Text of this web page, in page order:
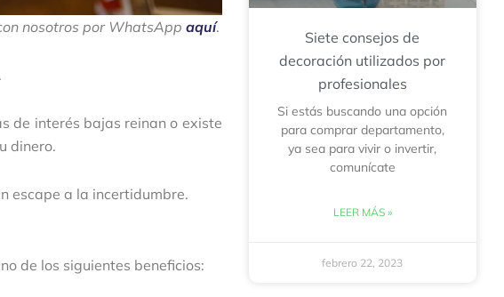
nosotros por WhatsApp aquí.
de interés bajas reinan o existe
dinero.
escape a la incertidumbre.
de los siguientes beneficios:
Siete consejos de
decoración utilizados por
profesionales
Si estás buscando una opción
para comprar departamento,
ya sea para vivir o invertir,
comunícate
LEER MÁS »
febrero 22, 2023